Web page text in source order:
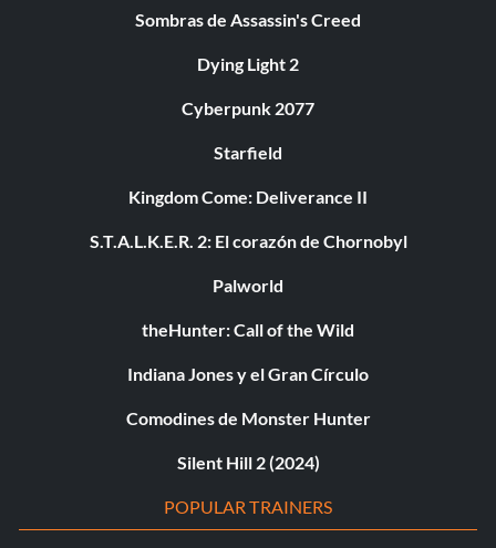
Sombras de Assassin's Creed
Dying Light 2
Cyberpunk 2077
Starfield
Kingdom Come: Deliverance II
S.T.A.L.K.E.R. 2: El corazón de Chornobyl
Palworld
theHunter: Call of the Wild
Indiana Jones y el Gran Círculo
Comodines de Monster Hunter
Silent Hill 2 (2024)
POPULAR TRAINERS